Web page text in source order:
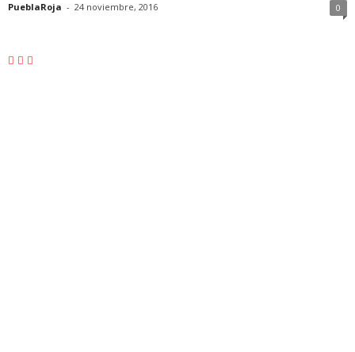
PueblaRoja - 24 noviembre, 2016 0